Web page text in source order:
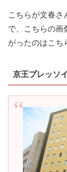
こちらが文春さ
で、こちらの画
がったのはこち
京王プレッソ